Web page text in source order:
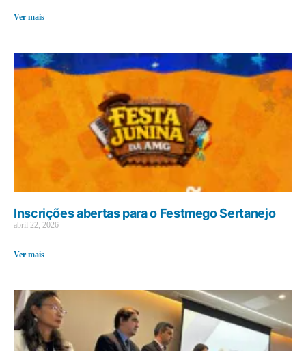
Ver mais
Inscrições abertas para o Festmego Sertanejo
abril 22, 2026
Ver mais